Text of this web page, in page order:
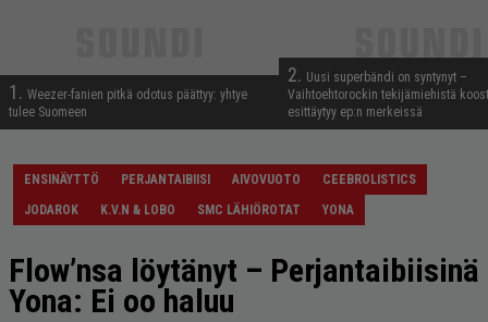
1. Weezer-fanien pitkä odotus päättyy: yhtye
tulee Suomeen
2. Uusi superbändi on syntynyt –
Vaihtoehtorockin tekijämiehistä
esittäytyy ep:n merkeissä
ENSINÄYTTÖ PERJANTAIBIISI AIVOVUOTO
CEEBROLISTICS
JODAROK
K.V.N & LOBO SMC LÄHIÖROTAT YONA
Flow’nsa löytänyt – Perjantaibiisinä
Yona: Ei oo haluu